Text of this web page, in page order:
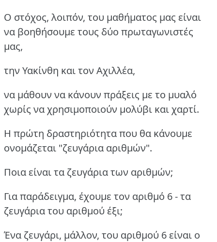
Ο στόχος, λοιπόν, του μαθήματος μας είναι
να βοηθήσουμε τους δύο πρωταγωνιστές
μας,
την Υακίνθη και τον Αχιλλέα,
να μάθουν να κάνουν πράξεις με το μυαλό
χωρίς να χρησιμοποιούν μολύβι και χαρτί.
Η πρώτη δραστηριότητα που θα κάνουμε
ονομάζεται "ζευγάρια αριθμών".
Ποια είναι τα ζευγάρια των αριθμών;
Για παράδειγμα, έχουμε τον αριθμό 6 - τα
ζευγάρια του αριθμού έξι;
Ένα ζευγάρι, μάλλον, του αριθμού 6 είναι ο